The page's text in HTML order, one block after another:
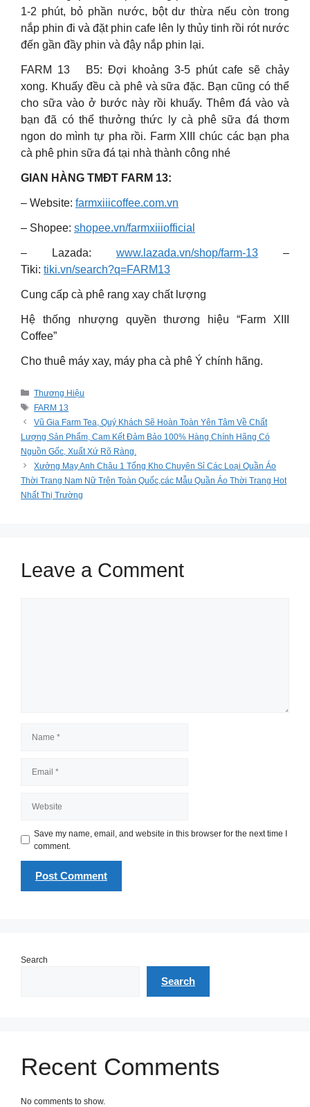
1-2 phút, bỏ phần nước, bột dư thừa nếu còn trong
nắp phin đi và đặt phin cafe lên ly thủy tinh rồi rót nước
đến gần đầy phin và đậy nắp phin lại.
FARM 13 B5: Đợi khoảng 3-5 phút cafe sẽ chảy
xong. Khuấy đều cà phê và sữa đặc. Bạn cũng có thể
cho sữa vào ở bước này rồi khuấy. Thêm đá vào và
bạn đã có thể thưởng thức ly cà phê sữa đá thơm
ngon do mình tự pha rồi. Farm XIII chúc các bạn pha
cà phê phin sữa đá tại nhà thành công nhé
GIAN HÀNG TMĐT FARM 13:
– Website: farmxiiicoffee.com.vn
– Shopee: shopee.vn/farmxiiiofficial
– Lazada: www.lazada.vn/shop/farm-13 –
Tiki: tiki.vn/search?q=FARM13
Cung cấp cà phê rang xay chất lượng
Hệ thống nhượng quyền thương hiệu “Farm XIII
Coffee”
Cho thuê máy xay, máy pha cà phê Ý chính hãng.
Categories
Thương Hiệu
Tags
FARM 13
Vũ Gia Farm Tea, Quý Khách Sẽ Hoàn Toàn Yên Tâm Về Chất
Lượng Sản Phẩm, Cam Kết Đảm Bảo 100% Hàng Chính Hãng Có
Nguồn Gốc, Xuất Xứ Rõ Ràng.
Xưởng May Anh Châu 1 Tổng Kho Chuyên Sỉ Các Loại Quần Áo
Thời Trang Nam Nữ Trên Toàn Quốc,các Mẫu Quần Áo Thời Trang Hot
Nhất Thị Trường
Leave a Comment
Save my name, email, and website in this browser for the next time I
comment.
Search
Search
Recent Comments
No comments to show.